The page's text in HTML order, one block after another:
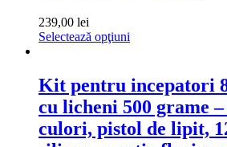
239,00 lei
Selectează opţiuni
Kit pentru incepatori
cu licheni 500 grame
culori, pistol de lipit,